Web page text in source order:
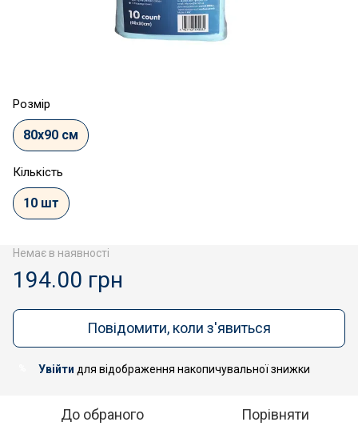
Розмір
80х90 см
Кількість
10 шт
Немає в наявності
194.00 грн
Повідомити, коли з'явиться
Увійти для відображення накопичувальної знижки
До обраного Порівняти